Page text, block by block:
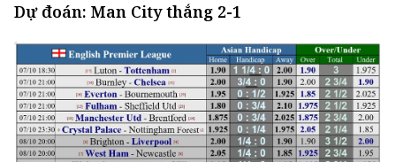
Dự đoán: Man City thắng 2-1